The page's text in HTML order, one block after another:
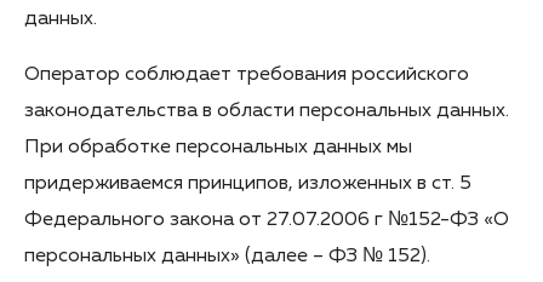
данных.
Оператор соблюдает требования российского
законодательства в области персональных данных.
При обработке персональных данных мы
придерживаемся принципов, изложенных в ст. 5
Федерального закона от 27.07.2006 г №152-ФЗ «О
персональных данных» (далее – ФЗ № 152).